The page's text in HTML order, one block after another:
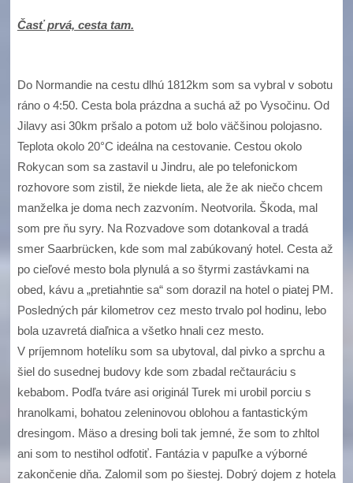
Časť prvá, cesta tam.
Do Normandie na cestu dlhú 1812km som sa vybral v sobotu
ráno o 4:50. Cesta bola prázdna a suchá až po Vysočinu. Od
Jilavy asi 30km pršalo a potom už bolo väčšinou polojasno.
Teplota okolo 20°C ideálna na cestovanie. Cestou okolo
Rokycan som sa zastavil u Jindru, ale po telefonickom
rozhovore som zistil, že niekde lieta, ale že ak niečo chcem
manželka je doma nech zazvoním. Neotvorila. Škoda, mal
som pre ňu syry. Na Rozvadove som dotankoval a tradá
smer Saarbrücken, kde som mal zabúkovaný hotel. Cesta až
po cieľové mesto bola plynulá a so štyrmi zastávkami na
obed, kávu a „pretiahntie sa“ som dorazil na hotel o piatej PM.
Posledných pár kilometrov cez mesto trvalo pol hodinu, lebo
bola uzavretá diaľnica a všetko hnali cez mesto.
V príjemnom hotelíku som sa ubytoval, dal pivko a sprchu a
šiel do susednej budovy kde som zbadal rečtauráciu s
kebabom. Podľa tváre asi originál Turek mi urobil porciu s
hranolkami, bohatou zeleninovou oblohou a fantastickým
dresingom. Mäso a dresing boli tak jemné, že som to zhltol
ani som to nestihol odfotiť. Fantázia v papuľke a výborné
zakončenie dňa. Zalomil som po šiestej. Dobrý dojem z hotela